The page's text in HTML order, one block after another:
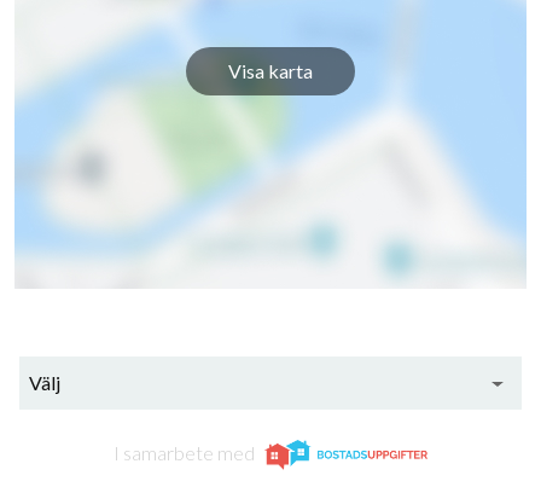
Visa karta
Välj
I samarbete med